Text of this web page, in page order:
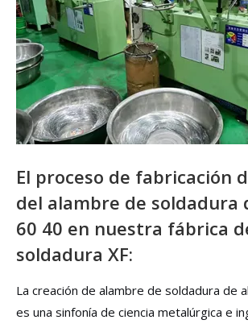
El proceso de fabricación
del alambre de soldadura
60 40 en nuestra fábrica
soldadura XF:
La creación de alambre de soldadura de
es una sinfonía de ciencia metalúrgica e